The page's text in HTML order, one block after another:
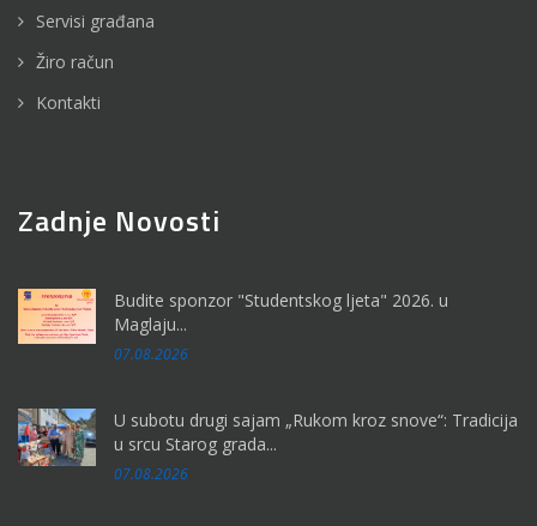
Servisi građana
Žiro račun
Kontakti
Zadnje Novosti
Budite sponzor "Studentskog ljeta" 2026. u
Maglaju...
07.08.2026
U subotu drugi sajam „Rukom kroz snove“: Tradicija
u srcu Starog grada...
07.08.2026